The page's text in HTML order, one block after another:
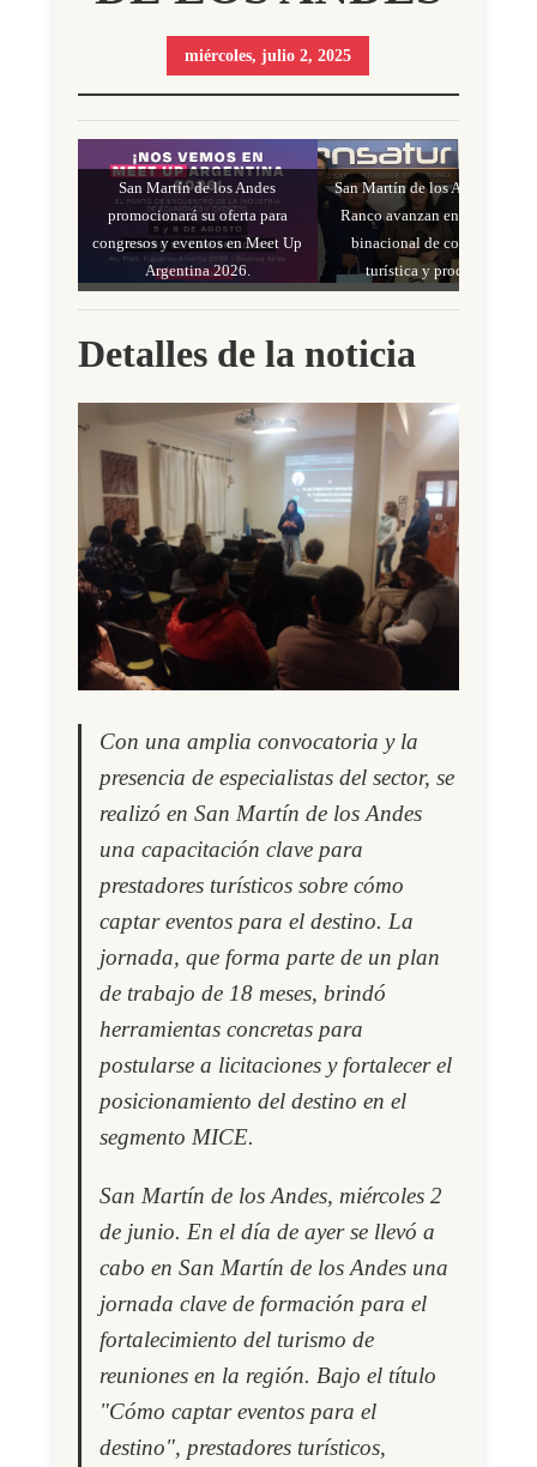
miércoles, julio 2, 2025
San Martín de los Andes
promocionará su oferta para
congresos y eventos en Meet Up
Argentina 2026.
San Martín de los Andes y
Ranco avanzan en un acuerdo
binacional de cooperación
turística y productiva.
Detalles de la noticia
Con una amplia convocatoria y la
presencia de especialistas del sector, se
realizó en San Martín de los Andes
una capacitación clave para
prestadores turísticos sobre cómo
captar eventos para el destino. La
jornada, que forma parte de un plan
de trabajo de 18 meses, brindó
herramientas concretas para
postularse a licitaciones y fortalecer el
posicionamiento del destino en el
segmento MICE.
San Martín de los Andes, miércoles 2
de junio. En el día de ayer se llevó a
cabo en San Martín de los Andes una
jornada clave de formación para el
fortalecimiento del turismo de
reuniones en la región. Bajo el título
"Cómo captar eventos para el
destino", prestadores turísticos,